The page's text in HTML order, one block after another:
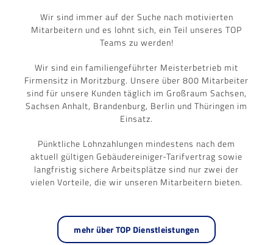
Wir sind immer auf der Suche nach motivierten
Mitarbeitern und es lohnt sich, ein Teil unseres TOP
Teams zu werden!
Wir sind ein familiengeführter Meisterbetrieb mit
Firmensitz in Moritzburg. Unsere über 800 Mitarbeiter
sind für unsere Kunden täglich im Großraum Sachsen,
Sachsen Anhalt, Brandenburg, Berlin und Thüringen im
Einsatz.
Pünktliche Lohnzahlungen mindestens nach dem
aktuell gültigen Gebäudereiniger-Tarifvertrag sowie
langfristig sichere Arbeitsplätze sind nur zwei der
vielen Vorteile, die wir unseren Mitarbeitern bieten.
mehr über TOP Dienstleistungen